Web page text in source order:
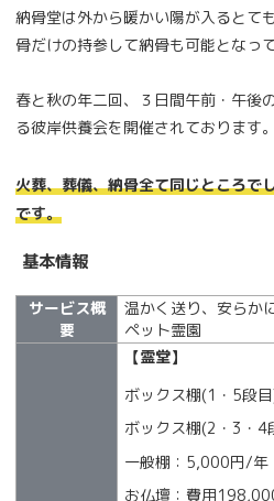
納骨堂は外から暖かい陽が入るとて
骨だけの持参して納骨も可能となっ
春と秋の年二回、３日間午前・午後
る彼岸供養会を開催されております。
火葬、葬儀、納骨全て同じところで
です。
基本情報
サービス概
要
温かく送り、安らか
ペット霊園
【霊堂】
ボックス棚(1・5段
ボックス棚(2・3・
一般棚：5,000円/年
お仏壇：費用